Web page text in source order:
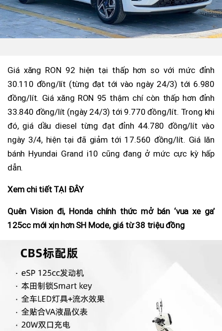
Giá xăng RON 92 hiện tại thấp hơn so với mức đỉnh
30.110 đồng/lít (từng đạt tới vào ngày 24/3) tới 6.980
đồng/lít. Giá xăng RON 95 thậm chí còn thấp hơn đỉnh
33.840 đồng/lít (ngày 24/3) tới 9.770 đồng/lít. Trong khi
đó, giá dầu diesel từng đạt đỉnh 44.780 đồng/lít vào
ngày 3/4, hiện tại đã giảm tới 17.560 đồng/lít. Giá lăn
bánh Hyundai Grand i10 cũng đang ở mức cực kỳ hấp
dẫn.
Xem chi tiết TẠI ĐÂY
Quên Vision đi, Honda chính thức mở bán ‘vua xe ga’
125cc mới xịn hơn SH Mode, giá từ 38 triệu đồng